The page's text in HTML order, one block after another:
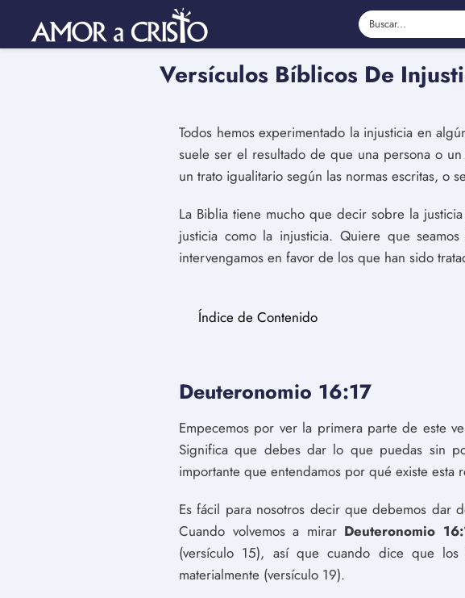
Versículos Bíblicos De
Todos hemos experimentado la injusticia en
suele ser el resultado de que una persona o
un trato igualitario según las normas escritas, o
La Biblia tiene mucho que decir sobre la
justicia como la injusticia. Quiere que
intervengamos en favor de los que han sido
Índice de Contenido
Deuteronomio 16:17
Empecemos por ver la primera parte de este
Significa que debes dar lo que puedas sin
importante que entendamos por qué existe esta
Es fácil para nosotros decir que debemos dar
Cuando volvemos a mirar Deuteronomio
(versículo 15), así que cuando dice que
materialmente (versículo 19).